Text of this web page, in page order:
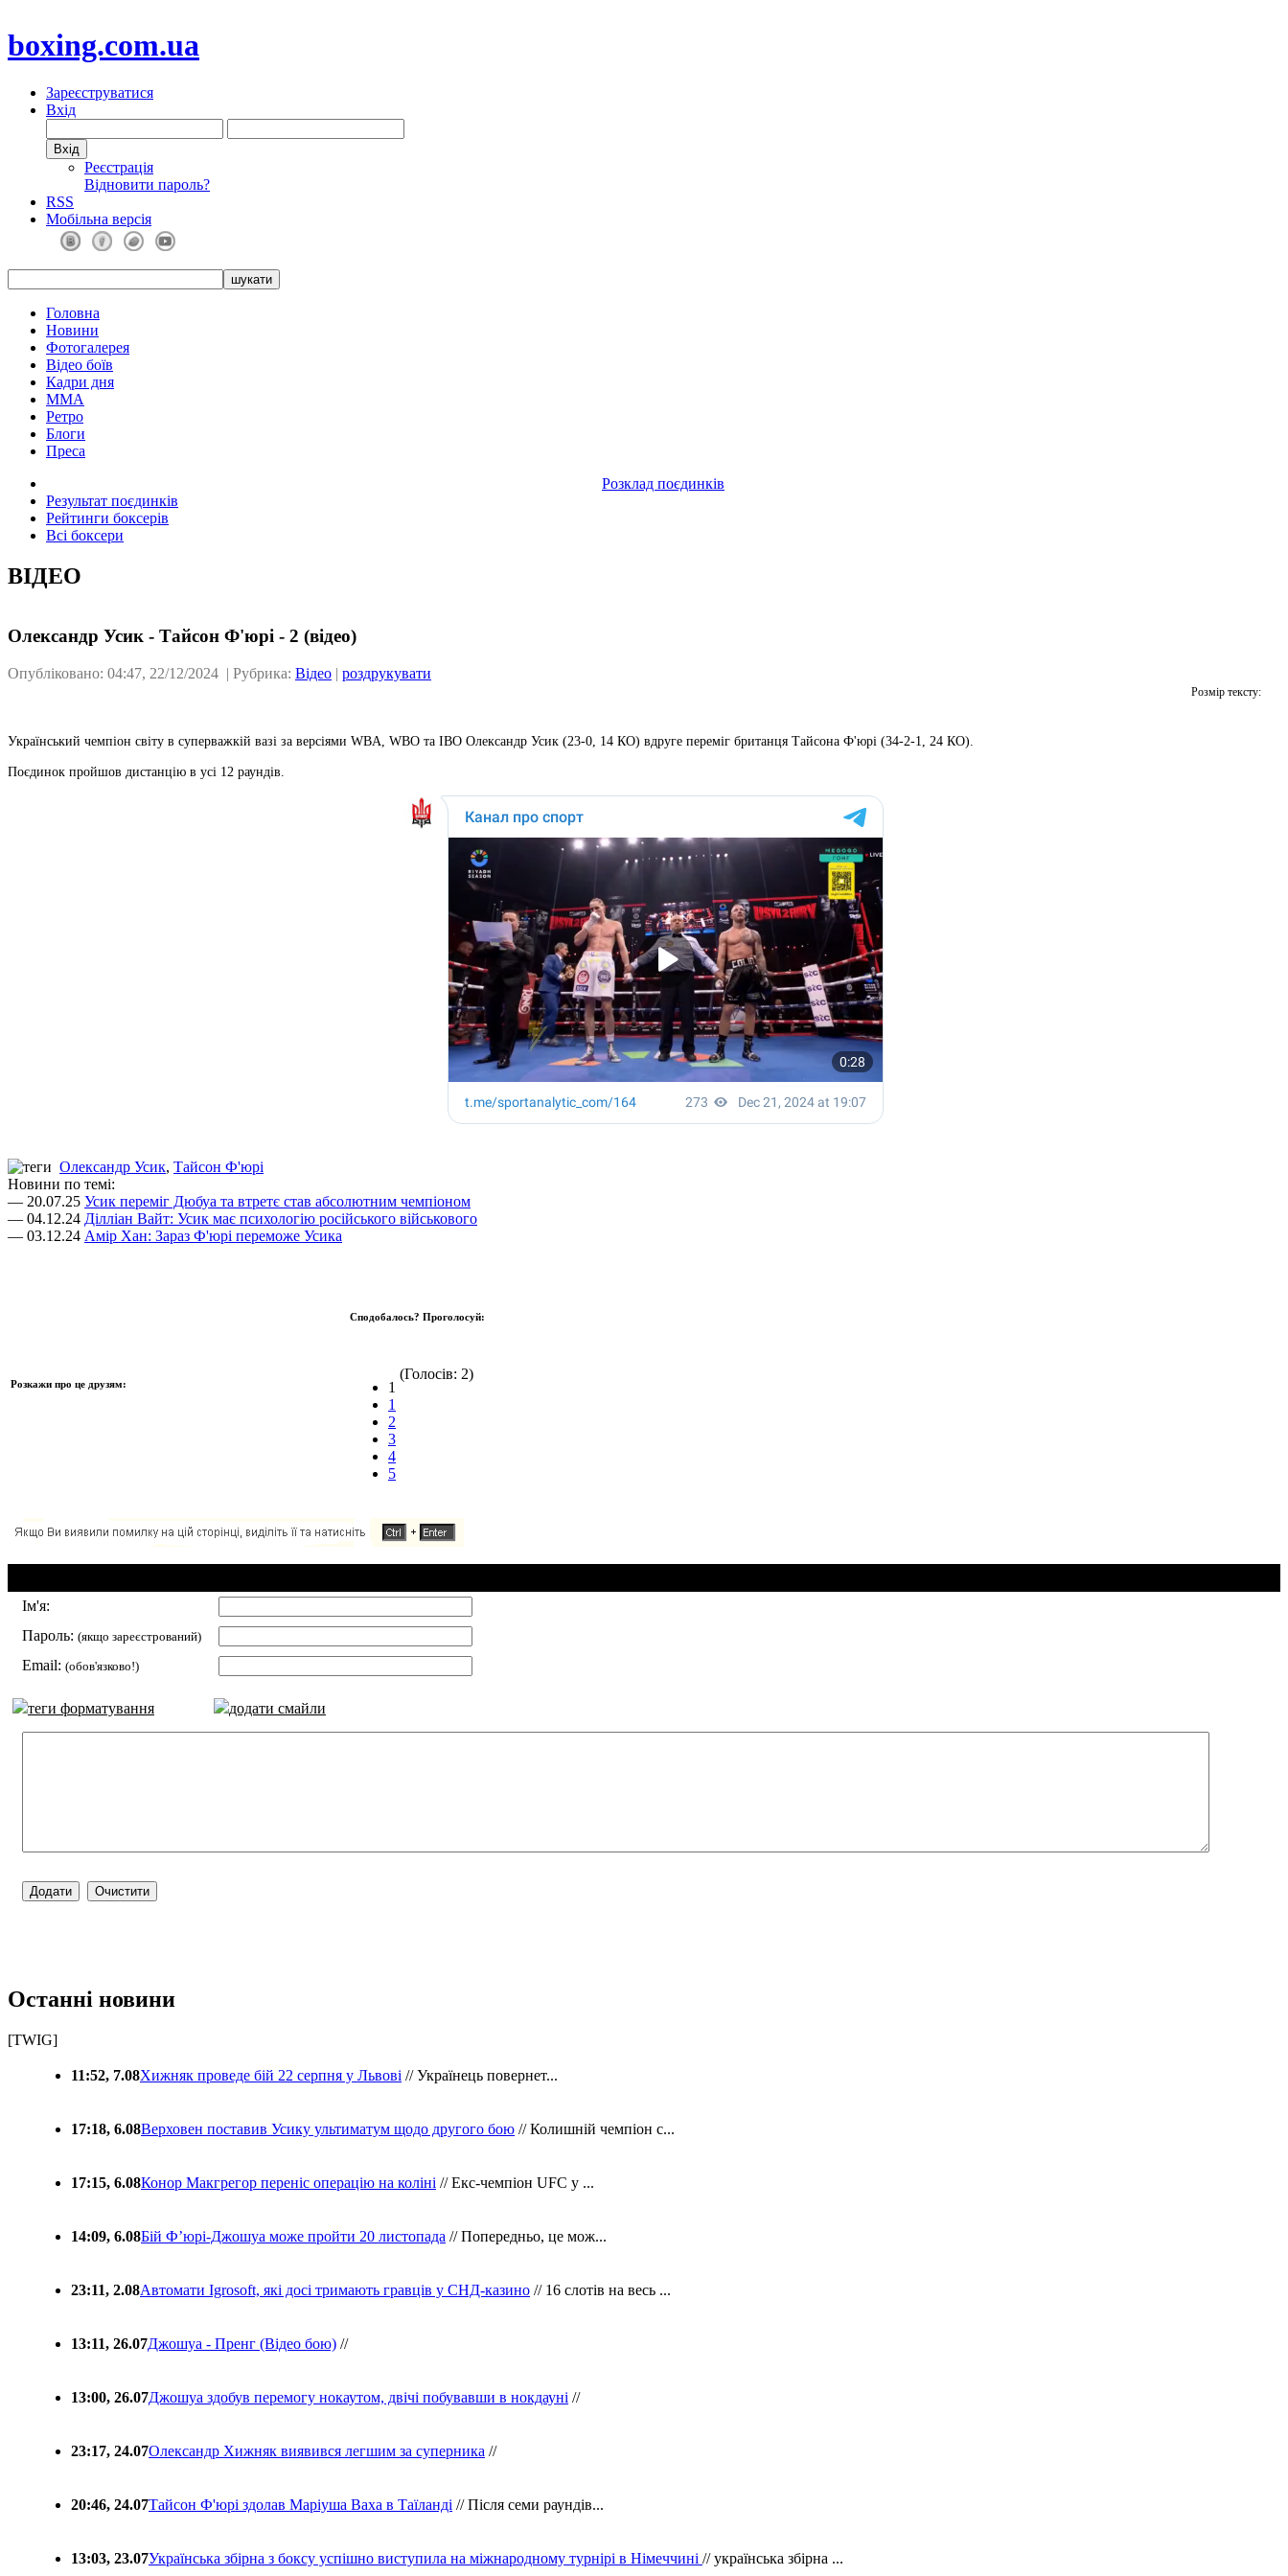
boxing.com.ua
Зареєструватися
Вхід
Реєстрація
Відновити пароль?
RSS
Мобільна версія
Головна
Новини
Фотогалерея
Відео боїв
Кадри дня
ММА
Ретро
Блоги
Преса
Розклад поєдинків
Результат поєдинків
Рейтинги боксерів
Всі боксери
ВІДЕО
Олександр Усик - Тайсон Ф'юрі - 2 (відео)
Опубліковано: 04:47, 22/12/2024 | Рубрика: Відео | роздрукувати
Розмір тексту:
Український чемпіон світу в суперважкій вазі за версіями WBA, WBO та IBO Олександр Усик (23-0, 14 КО) вдруге переміг британця Тайсона Ф'юрі (34-2-1, 24 КО).
Поєдинок пройшов дистанцію в усі 12 раундів.
Олександр Усик, Тайсон Ф'юрі
Новини по темі:
— 20.07.25 Усик переміг Дюбуа та втретє став абсолютним чемпіоном
— 04.12.24 Ділліан Вайт: Усик має психологію російського військового
— 03.12.24 Амір Хан: Зараз Ф'юрі переможе Усика
Розкажи про це друзям:
Сподобалось? Проголосуй:
1
1
2
3
4
5
(Голосів: 2)
Ім'я:
Пароль: (якщо зареєстрований)
Email: (обов'язково!)
теги форматування додати смайли
Останні новини
[TWIG]
11:52, 7.08Хижняк проведе бій 22 серпня у Львові // Українець повернет...
17:18, 6.08Верховен поставив Усику ультиматум щодо другого бою // Колишній чемпіон с...
17:15, 6.08Конор Макгрегор переніс операцію на коліні // Екс-чемпіон UFC у ...
14:09, 6.08Бій Ф’юрі-Джошуа може пройти 20 листопада // Попередньо, це мож...
23:11, 2.08Автомати Igrosoft, які досі тримають гравців у СНД-казино // 16 слотів на весь ...
13:11, 26.07Джошуа - Пренг (Відео бою) //
13:00, 26.07Джошуа здобув перемогу нокаутом, двічі побувавши в нокдауні //
23:17, 24.07Олександр Хижняк виявився легшим за суперника //
20:46, 24.07Тайсон Ф'юрі здолав Маріуша Ваха в Таїланді // Після семи раундів...
13:03, 23.07Українська збірна з боксу успішно виступила на міжнародному турнірі в Німеччині // українська збірна ...